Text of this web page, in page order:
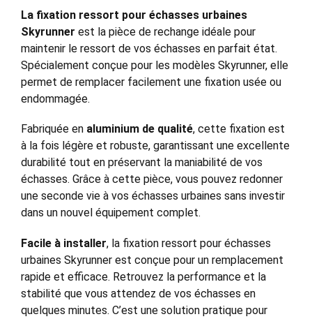
La fixation ressort pour échasses urbaines
Skyrunner est la pièce de rechange idéale pour
maintenir le ressort de vos échasses en parfait état.
Spécialement conçue pour les modèles Skyrunner, elle
permet de remplacer facilement une fixation usée ou
endommagée.
Fabriquée en aluminium de qualité, cette fixation est
à la fois légère et robuste, garantissant une excellente
durabilité tout en préservant la maniabilité de vos
échasses. Grâce à cette pièce, vous pouvez redonner
une seconde vie à vos échasses urbaines sans investir
dans un nouvel équipement complet.
Facile à installer, la fixation ressort pour échasses
urbaines Skyrunner est conçue pour un remplacement
rapide et efficace. Retrouvez la performance et la
stabilité que vous attendez de vos échasses en
quelques minutes. C’est une solution pratique pour